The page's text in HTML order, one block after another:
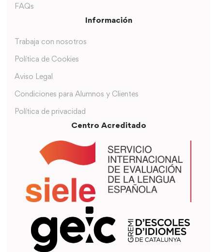
FAQs
Información
Trabaja con nosotros
Política de Cookies
Aviso Legal
Condiciones para Alumnos y Clientes
Política de privacidad
Centro Acreditado